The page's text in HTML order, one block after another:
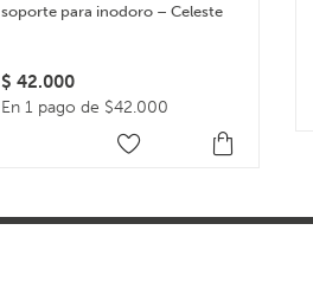
soporte para inodoro – Celeste
$ 42.000
En 1 pago de $42.000